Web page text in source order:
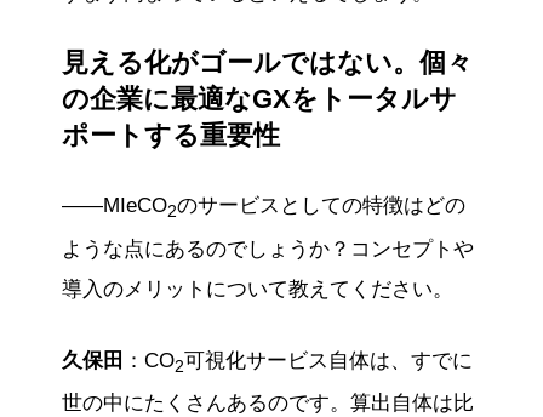
見える化がゴールではない。個々
の企業に最適なGXをトータルサ
ポートする重要性
——MIeCO2のサービスとしての特徴はどの
ような点にあるのでしょうか？コンセプトや
導入のメリットについて教えてください。
久保田 ：CO2可視化サービス自体は、すでに
世の中にたくさんあるのです。算出自体は比